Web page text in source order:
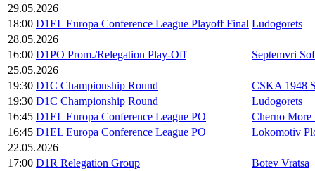
29.05.2026
18:00 D1EL Europa Conference League Playoff Final Ludogorets
28.05.2026
16:00 D1PO Prom./Relegation Play-Off
Septemvri
25.05.2026
19:30 D1C Championship Round
CSKA 1948
19:30 D1C Championship Round
Ludogorets
16:45 D1EL Europa Conference League PO
Cherno More
16:45 D1EL Europa Conference League PO
Lokomotiv
22.05.2026
17:00 D1R Relegation Group
Botev Vratsa